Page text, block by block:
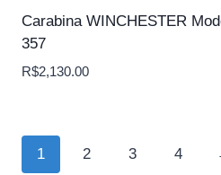
Carabina WINCHESTER
357
R$2,130.00
1 2 3 4